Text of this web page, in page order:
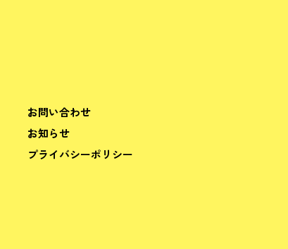
お問い合わせ
お知らせ
プライバシーポリシー